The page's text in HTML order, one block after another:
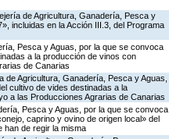
de Agricultura, Ganadería, Pesca y
incluidas en la Acción III.3, del Programa
Pesca y Aguas, por la que se convoca
a la producción de vinos con
de Canarias
Agricultura, Ganadería, Pesca y Aguas,
cultivo de vides destinadas a la
a las Producciones Agrarias de Canarias
Pesca y Aguas, por la que se convoca
caprino y ovino de origen local» del
han de regir la misma